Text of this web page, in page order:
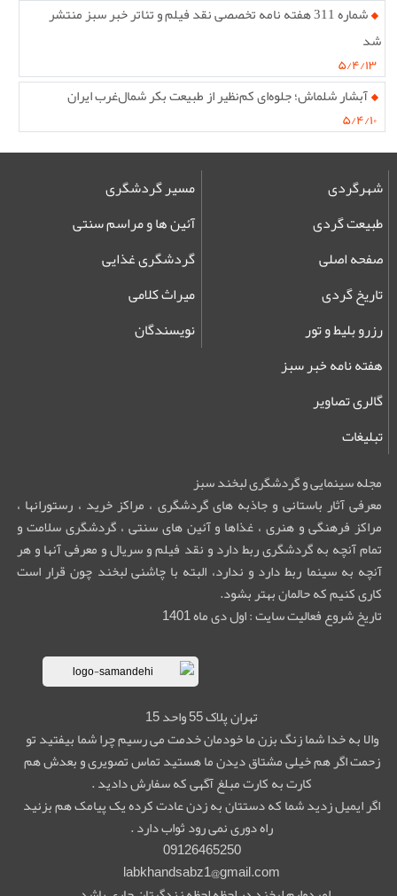
شماره 311 هفته نامه تخصصی نقد فیلم و تئاتر خبر سبز منتشر
شد
۵/۴/۱۳
آبشار شلماش؛ جلوه‌ای کم‌نظیر از طبیعت بکر شمال‌غرب ایران
۵/۴/۱۰
شهرگردی
طبیعت گردی
صفحه اصلی
تاریخ گردی
مسیر گردشگری
آئین ها و مراسم سنتی
گردشگری غذایی
میراث کلامی
رزرو بلیط و تور
هفته نامه خبر سبز
گالری تصاویر
تبلیغات
نویسندگان
مجله سینمایی و گردشگری لبخند سبز
معرفی آثار باستانی و جاذبه های گردشگری ، مراکز خرید ، رستورانها ،
مراکز فرهنگی و هنری ، غذاها و آئین های سنتی ، گردشگری سلامت و
تمام آنچه به گردشگری ربط دارد و نقد فیلم و سریال و معرفی آنها و هر
آنچه به سینما ربط دارد و ندارد، البته با چاشنی لبخند چون قرار است
کاری کنیم که حالمان بهتر بشود.
تاریخ شروع فعالیت سایت : اول دی ماه 1401
تهران پلاک 55 واحد 15
والا به خدا شما زنگ بزن ما خودمان خدمت می رسیم چرا شما بیفتید تو
زحمت اگر هم خیلی مشتاق دیدن ما هستید تماس تصویری و بعدش هم
کارت به کارت مبلغ آگهی که سفارش دادید .
اگر ایمیل زدید شما که دستتان به زدن عادت کرده یک پیامک هم بزنید
راه دوری نمی رود ثواب دارد .
09126465250
labkhandsabz1@gmail.com